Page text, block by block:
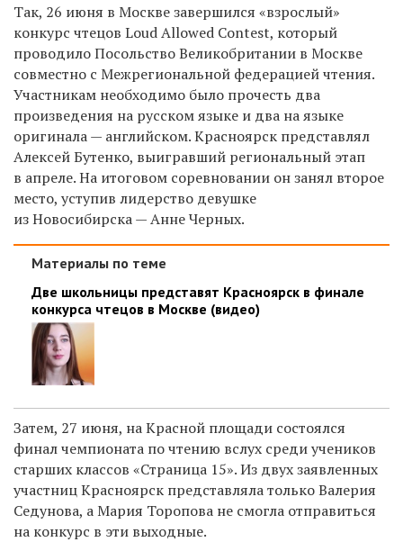
Так, 26 июня в Москве завершился «взрослый»
конкурс чтецов Loud Allowed Contest, который
проводило Посольство Великобритании в Москве
совместно с Межрегиональной федерацией чтения.
Участникам необходимо было прочесть два
произведения на русском языке и два на языке
оригинала — английском. Красноярск представлял
Алексей Бутенко, выигравший региональный этап
в апреле. На итоговом соревновании он занял второе
место, уступив лидерство девушке
из Новосибирска — Анне Черных.
Материалы по теме
Две школьницы представят Красноярск в финале
конкурса чтецов в Москве (видео)
Затем, 27 июня, на Красной площади состоялся
финал чемпионата по чтению вслух среди учеников
старших классов «Страница 15». Из двух заявленных
участниц Красноярск представляла только Валерия
Седунова, а Мария Торопова не смогла отправиться
на конкурс в эти выходные.